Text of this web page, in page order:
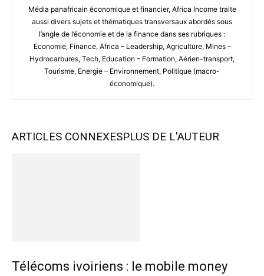
Média panafricain économique et financier, Africa Income traite
aussi divers sujets et thématiques transversaux abordés sous
l’angle de l’économie et de la finance dans ses rubriques :
Economie, Finance, Africa – Leadership, Agriculture, Mines –
Hydrocarbures, Tech, Education – Formation, Aérien-transport,
Tourisme, Energie – Environnement, Politique (macro-
économique).
ARTICLES CONNEXESPLUS DE L'AUTEUR
Télécoms ivoiriens : le mobile money